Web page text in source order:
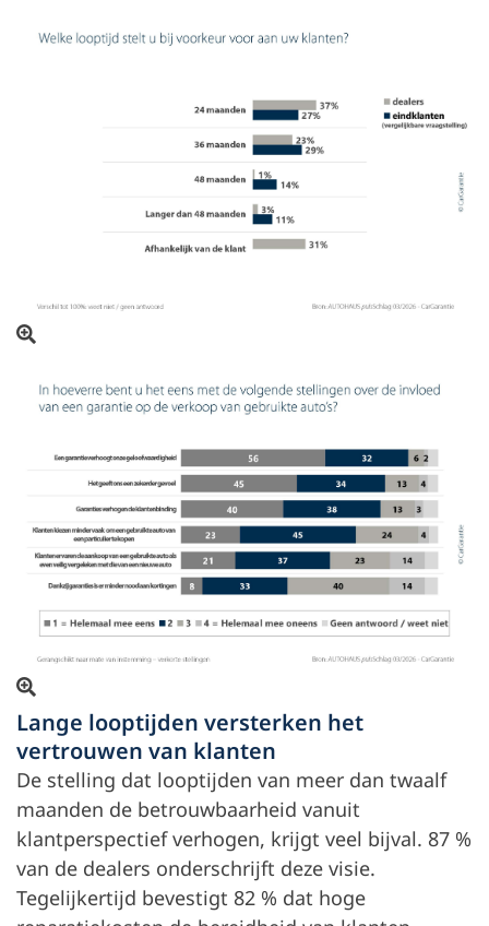
Lange looptijden versterken het
vertrouwen van klanten
De stelling dat looptijden van meer dan twaalf
maanden de betrouwbaarheid vanuit
klantperspectief verhogen, krijgt veel bijval. 87 %
van de dealers onderschrijft deze visie.
Tegelijkertijd bevestigt 82 % dat hoge